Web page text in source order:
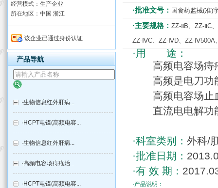
·批准文号： 国食药监械(准)
·主要规格： ZZ-ⅡB、ZZ-ⅡC
ZZ-ⅣC、ZZ-ⅣD、ZZ-Ⅳ500A
·用 途：
高频电容场痔
高频是电刀功
高频电容场止
直流电电解功
·科室类别： 外科/
·批准日期：
·有 效 期：
·产品说明：
经营模式：生产企业
所在地区：中国 浙江
该企业已通过身份认证
产品导航
·生物信息红外肝病...
· HCPT电镊(高频电容...
·生物信息红外肝病...
·高频电容场痔疮治...
· HCPT电镊(高频电容...